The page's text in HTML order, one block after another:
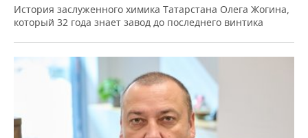
История заслуженного химика Татарстана Олега Жогина,
который 32 года знает завод до последнего винтика